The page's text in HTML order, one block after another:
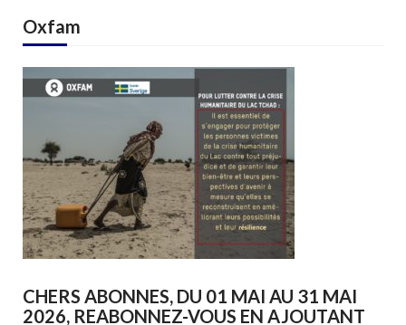
Oxfam
CHERS ABONNES, DU 01 MAI AU 31 MAI
2026, REABONNEZ-VOUS EN AJOUTANT